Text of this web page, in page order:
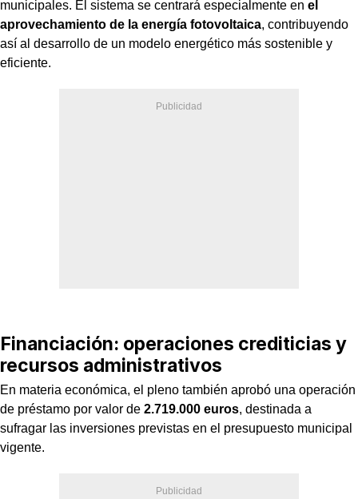
municipales. El sistema se centrará especialmente en el
aprovechamiento de la energía fotovoltaica, contribuyendo
así al desarrollo de un modelo energético más sostenible y
eficiente.
Financiación: operaciones crediticias y
recursos administrativos
En materia económica, el pleno también aprobó una operación
de préstamo por valor de 2.719.000 euros, destinada a
sufragar las inversiones previstas en el presupuesto municipal
vigente.